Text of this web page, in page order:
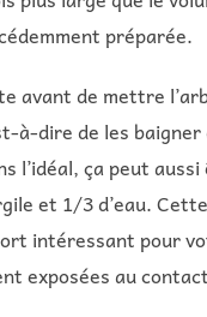
préparée.
avant de mettre
à-dire de les
l’idéal, ça peut
et 1/3 d’eau.
intéressant pour
exposées au